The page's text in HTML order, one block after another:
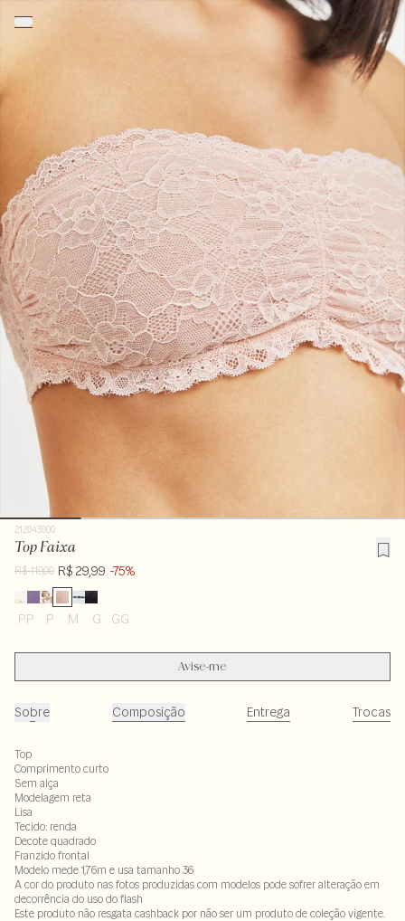
212043900
Top Faixa
R$ 119,00 R$ 29,99 -75%
PP P M G GG
Avise-me
Sobre Composição Entrega Trocas
Top
Comprimento curto
Sem alça
Modelagem reta
Lisa
Tecido: renda
Decote quadrado
Franzido frontal
Modelo mede 1,76m e usa tamanho 36
A cor do produto nas fotos produzidas com modelos pode sofrer alteração em
decorrência do uso do flash
Este produto não resgata cashback por não ser um produto de coleção vigente.